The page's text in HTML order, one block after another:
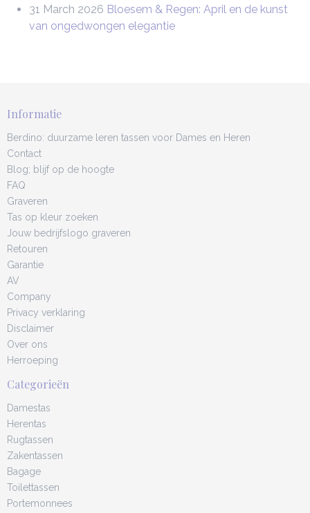
31 March 2026 Bloesem & Regen: April en de kunst
van ongedwongen elegantie
Informatie
Berdino: duurzame leren tassen voor Dames en Heren
Contact
Blog; blijf op de hoogte
FAQ
Graveren
Tas op kleur zoeken
Jouw bedrijfslogo graveren
Retouren
Garantie
AV
Company
Privacy verklaring
Disclaimer
Over ons
Herroeping
Categorieën
Damestas
Herentas
Rugtassen
Zakentassen
Bagage
Toilettassen
Portemonnees